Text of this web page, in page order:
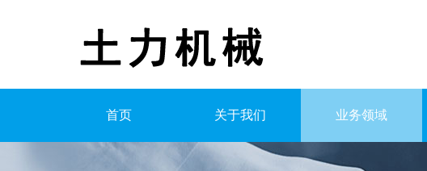
首页 关于我们 业务领域